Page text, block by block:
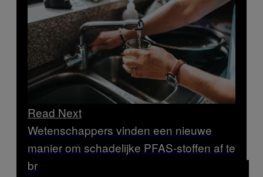
Read Next
Wetenschappers vinden een nieuwe
manier om schadelijke PFAS-stoffen af te
breken